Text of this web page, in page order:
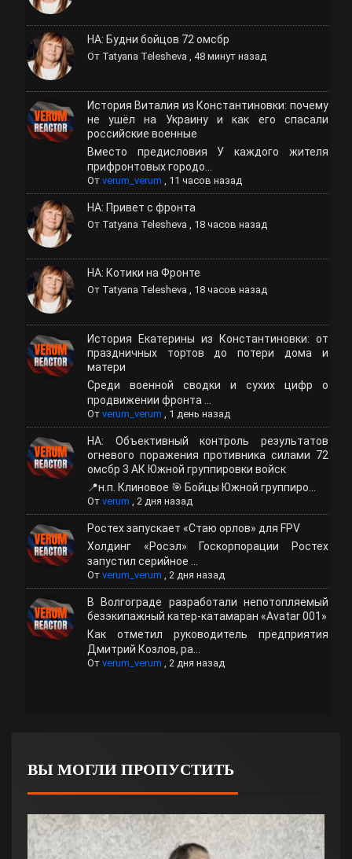
НА: Будни бойцов 72 омсбр
От Tatyana Telesheva 48 минут назад
История Виталия из Константиновки: почему
не ушёл на Украину и как его спасали
российские военные
Вместо предисловия У каждого жителя
прифронтовых городо...
От verum_verum 11 часов назад
НА: Привет с фронта
От Tatyana Telesheva 18 часов назад
НА: Котики на Фронте
От Tatyana Telesheva , 18 часов назад
История Екатерины из Константиновки: от
праздничных тортов до потери дома и
матери
Среди военной сводки и сухих цифр о
продвижении фронта ...
От verum_verum , 1 день назад
НА: Объективный контроль результатов
огневого поражения противника силами 72
омсбр 3 АК Южной группировки войск
📍н.п. Клиновое 🎯 Бойцы Южной группиро...
От verum , 2 дня назад
Ростех запускает «Стаю орлов» для FPV
Холдинг «Росэл» Госкорпорации Ростех
запустил серийное ...
От verum_verum , 2 дня назад
В Волгограде разработали непотопляемый
безэкипажный катер-катамаран «Avatar 001»
Как отметил руководитель предприятия
Дмитрий Козлов, ра...
От verum_verum , 2 дня назад
ВЫ МОГЛИ ПРОПУСТИТЬ